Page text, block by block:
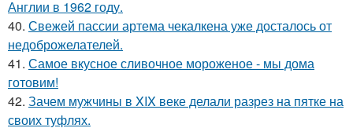
Англии в 1962 году.
40. Свежей пассии артема чекалкена уже досталось от
недоброжелателей.
41. Самое вкусное сливочное мороженое - мы дома
готовим!
42. Зачем мужчины в XIX веке делали разрез на пятке на
своих туфлях.